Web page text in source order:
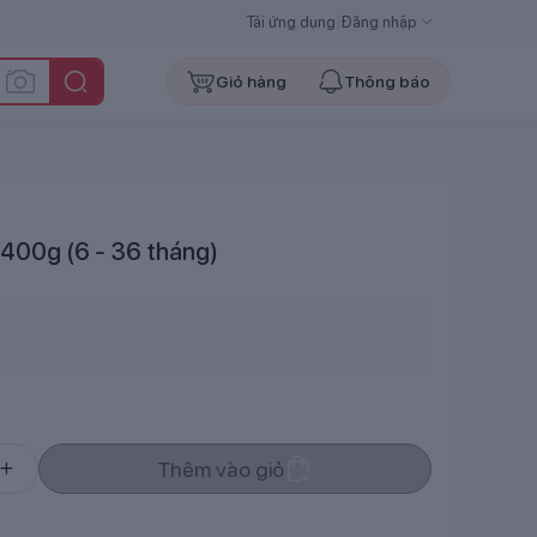
Tải ứng dụng Đăng nhập
Giỏ hàng Thông báo
(6 - 36 tháng)
Thêm vào giỏ